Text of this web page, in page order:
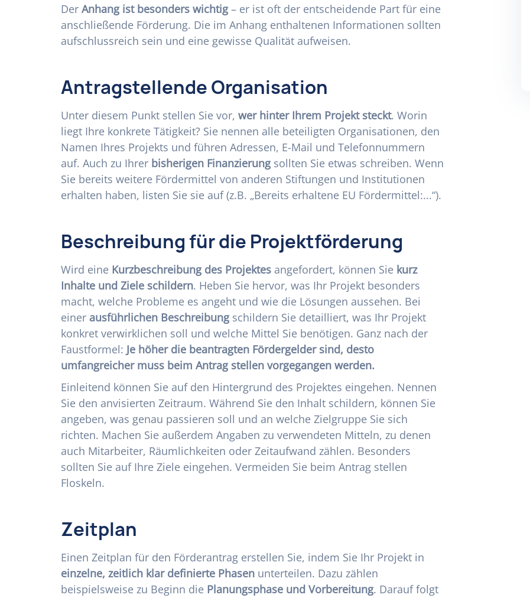
Der Anhang ist besonders wichtig – er ist oft der entscheidende Part für eine
anschließende Förderung. Die im Anhang enthaltenen Informationen sollten
aufschlussreich sein und eine gewisse Qualität aufweisen.
Antragstellende Organisation
Unter diesem Punkt stellen Sie vor, wer hinter Ihrem Projekt steckt. Worin
liegt Ihre konkrete Tätigkeit? Sie nennen alle beteiligten Organisationen, den
Namen Ihres Projekts und führen Adressen, E-Mail und Telefonnummern
auf. Auch zu Ihrer bisherigen Finanzierung sollten Sie etwas schreiben. Wenn
Sie bereits weitere Fördermittel von anderen Stiftungen und Institutionen
erhalten haben, listen Sie sie auf (z.B. „Bereits erhaltene EU Fördermittel:...“).
Beschreibung für die Projektförderung
Wird eine Kurzbeschreibung des Projektes angefordert, können Sie kurz
Inhalte und Ziele schildern. Heben Sie hervor, was Ihr Projekt besonders
macht, welche Probleme es angeht und wie die Lösungen aussehen. Bei
einer ausführlichen Beschreibung schildern Sie detailliert, was Ihr Projekt
konkret verwirklichen soll und welche Mittel Sie benötigen. Ganz nach der
Faustformel: Je höher die beantragten Fördergelder sind, desto
umfangreicher muss beim Antrag stellen vorgegangen werden.
Einleitend können Sie auf den Hintergrund des Projektes eingehen. Nennen
Sie den anvisierten Zeitraum. Während Sie den Inhalt schildern, können Sie
angeben, was genau passieren soll und an welche Zielgruppe Sie sich
richten. Machen Sie außerdem Angaben zu verwendeten Mitteln, zu denen
auch Mitarbeiter, Räumlichkeiten oder Zeitaufwand zählen. Besonders
sollten Sie auf Ihre Ziele eingehen. Vermeiden Sie beim Antrag stellen
Floskeln.
Zeitplan
Einen Zeitplan für den Förderantrag erstellen Sie, indem Sie Ihr Projekt in
einzelne, zeitlich klar definierte Phasen unterteilen. Dazu zählen
beispielsweise zu Beginn die Planungsphase und Vorbereitung. Darauf folgt